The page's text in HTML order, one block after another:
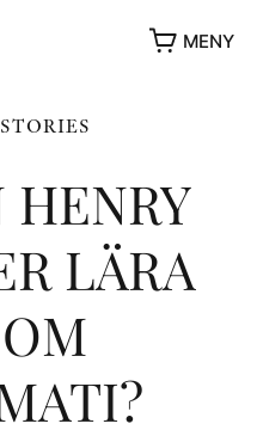
MENY
YUKIKO OCH PATRIK MÖTER
HENRY
LÄRA